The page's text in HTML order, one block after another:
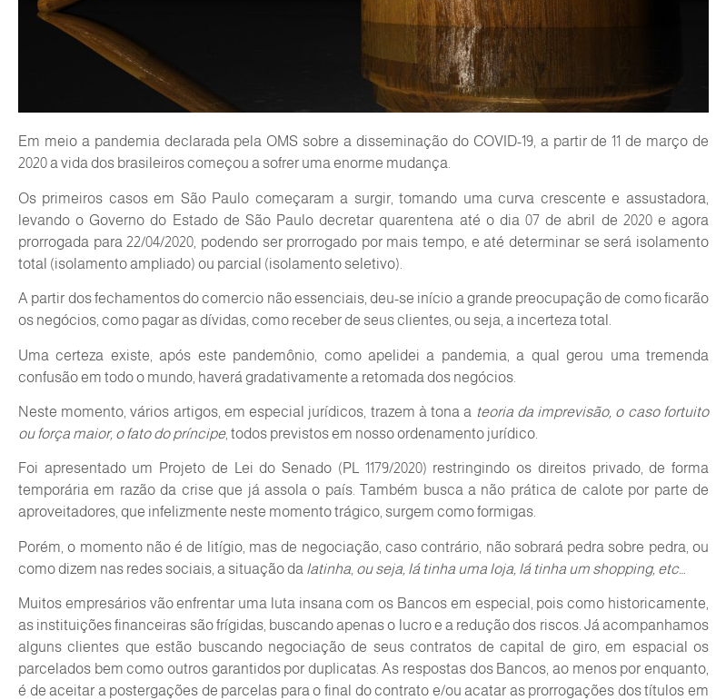
Em meio a pandemia declarada pela OMS sobre a disseminação do COVID-19, a partir de 11 de março de
2020 a vida dos brasileiros começou a sofrer uma enorme mudança.
Os primeiros casos em São Paulo começaram a surgir, tomando uma curva crescente e assustadora,
levando o Governo do Estado de São Paulo decretar quarentena até o dia 07 de abril de 2020 e agora
prorrogada para 22/04/2020, podendo ser prorrogado por mais tempo, e até determinar se será isolamento
total (isolamento ampliado) ou parcial (isolamento seletivo).
A partir dos fechamentos do comercio não essenciais, deu-se início a grande preocupação de como ficarão
os negócios, como pagar as dívidas, como receber de seus clientes, ou seja, a incerteza total.
Uma certeza existe, após este pandemônio, como apelidei a pandemia, a qual gerou uma tremenda
confusão em todo o mundo, haverá gradativamente a retomada dos negócios.
Neste momento, vários artigos, em especial jurídicos, trazem à tona a teoria da imprevisão, o caso fortuito
ou força maior, o fato do príncipe, todos previstos em nosso ordenamento jurídico.
Foi apresentado um Projeto de Lei do Senado (PL 1179/2020) restringindo os direitos privado, de forma
temporária em razão da crise que já assola o país. Também busca a não prática de calote por parte de
aproveitadores, que infelizmente neste momento trágico, surgem como formigas.
Porém, o momento não é de litígio, mas de negociação, caso contrário, não sobrará pedra sobre pedra, ou
como dizem nas redes sociais, a situação da latinha ou seja, lá tinha uma loja, lá tinha um shopping, etc…
Muitos empresários vão enfrentar uma luta insana com os Bancos em especial, pois como historicamente,
as instituições financeiras são frígidas, buscando apenas o lucro e a redução dos riscos. Já acompanhamos
alguns clientes que estão buscando negociação de seus contratos de capital de giro, em espacial os
parcelados bem como outros garantidos por duplicatas. As respostas dos Bancos, ao menos por enquanto,
é de aceitar a postergações de parcelas para o final do contrato e/ou acatar as prorrogações dos títulos em